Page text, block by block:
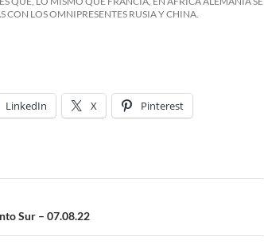
CON LOS OMNIPRESENTES RUSIA Y CHINA.
LinkedIn X Pinterest
Sur – 07.08.22